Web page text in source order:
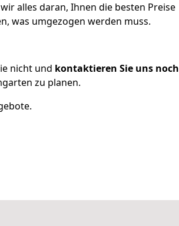
alles daran, Ihnen die besten Preise
was umgezogen werden muss.
nicht und kontaktieren Sie uns noch
zu planen.